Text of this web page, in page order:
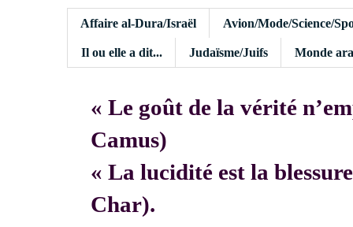
Affaire al-Dura/Israël Avion/Mode/Science/
Il ou elle a dit... Judaïsme/Juifs Monde
« Le goût de la vérité
Camus)
« La lucidité est la
Char).